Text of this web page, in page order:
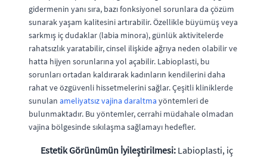
gidermenin yanı sıra, bazı fonksiyonel sorunlara da çözüm
sunarak yaşam kalitesini artırabilir. Özellikle büyümüş veya
sarkmış iç dudaklar (labia minora), günlük aktivitelerde
rahatsızlık yaratabilir, cinsel ilişkide ağrıya neden olabilir ve
hatta hijyen sorunlarına yol açabilir. Labioplasti, bu
sorunları ortadan kaldırarak kadınların kendilerini daha
rahat ve özgüvenli hissetmelerini sağlar. Çeşitli kliniklerde
sunulan ameliyatsız vajina daraltma yöntemleri de
bulunmaktadır. Bu yöntemler, cerrahi müdahale olmadan
vajina bölgesinde sıkılaşma sağlamayı hedefler.
Estetik Görünümün İyileştirilmesi: Labioplasti, iç